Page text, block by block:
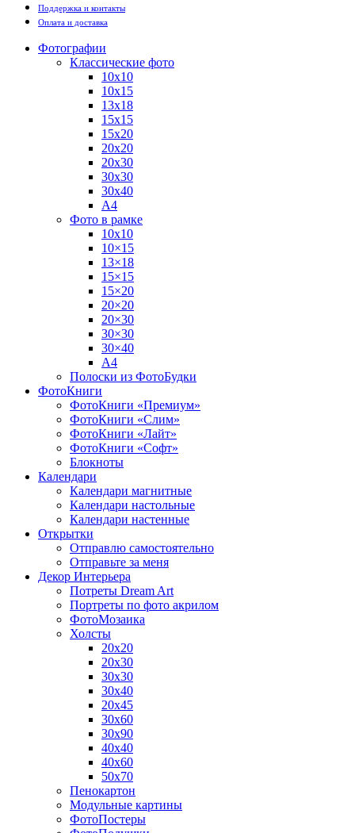
Поддержка и контакты
Оплата и доставка
Фотографии
Классические фото
10х10
10х15
13х18
15х15
15х20
20х20
20х30
30х30
30х40
А4
Фото в рамке
10х10
10×15
13×18
15×15
15×20
20×20
20×30
30×30
30×40
A4
Полоски из ФотоБудки
ФотоКниги
ФотоКниги «Премиум»
ФотоКниги «Слим»
ФотоКниги «Лайт»
ФотоКниги «Софт»
Блокноты
Календари
Календари магнитные
Календари настольные
Календари настенные
Открытки
Отправлю самостоятельно
Отправьте за меня
Декор Интерьера
Потреты Dream Art
Портреты по фото акрилом
ФотоМозаика
Холсты
20х20
20х30
30х30
30х40
20х45
30х60
30х90
40х40
40х60
50х70
Пенокартон
Модульные картины
ФотоПостеры